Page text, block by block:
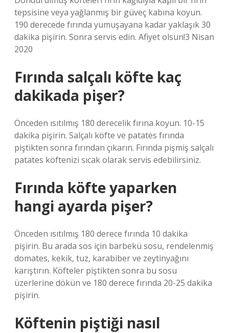
tepsisine veya yağlanmış bir güveç kabına koyun.
190 derecede fırında yumuşayana kadar yaklaşık 30
dakika pişirin. Sonra servis edin. Afiyet olsun!3 Nisan
2020
Fırında salçalı köfte kaç
dakikada pişer?
Önceden ısıtılmış 180 derecelik fırına koyun. 10-15
dakika pişirin. Salçalı köfte ve patates fırında
piştikten sonra fırından çıkarın. Fırında pişmiş salçalı
patates köftenizi sıcak olarak servis edebilirsiniz.
Fırında köfte yaparken
hangi ayarda pişer?
Önceden ısıtılmış 180 derece fırında 10 dakika
pişirin. Bu arada sos için barbekü sosu, rendelenmiş
domates, kekik, tuz, karabiber ve zeytinyağını
karıştırın. Köfteler piştikten sonra bu sosu
üzerlerine dökün ve 180 derece fırında 20-25 dakika
pişirin.
Köftenin piştiği nasıl